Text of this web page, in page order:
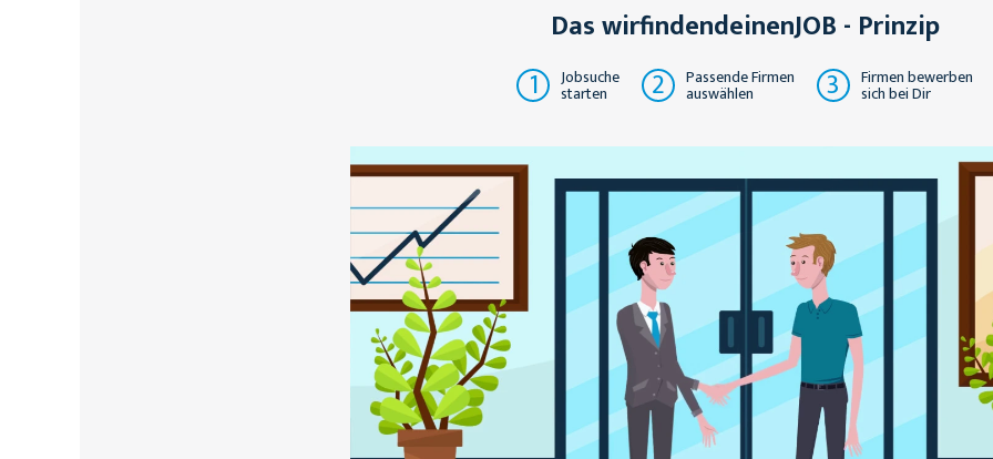
Das wirfindendeinenJOB - Prinzip
1
Jobsuche
starten 2 Passende Firmen
auswählen 3 Firmen bewerben
sich bei Dir